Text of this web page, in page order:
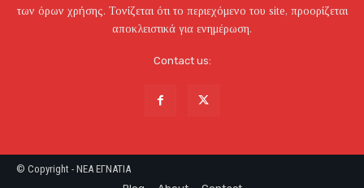
των όρων χρήσης. Τονίζεται ότι το περιεχόμενο του site, προορίζεται
αποκλειστικά για ενημέρωση.
Contact us:
© Copyright - NEA EΓNATIA